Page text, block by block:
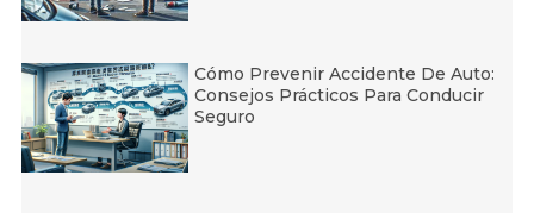
Cómo Prevenir Accidente De Auto:
Consejos Prácticos Para Conducir
Seguro